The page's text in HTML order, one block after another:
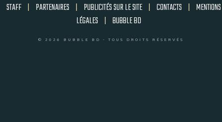
STAFF | PARTENAIRES | PUBLICITÉS SUR LE SITE | CONTACTS | MENTIONS
LÉGALES | BUBBLE BD
© 2026 BUBBLE BD - TOUS DROITS RÉSERVÉS